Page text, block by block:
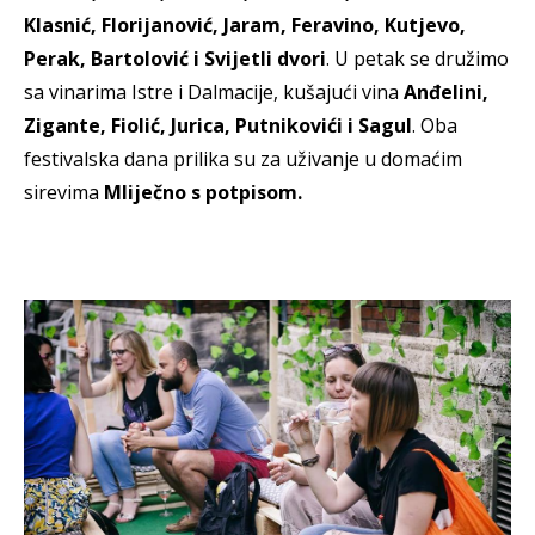
Klasnić, Florijanović, Jaram, Feravino, Kutjevo,
Perak, Bartolović i Svijetli dvori. U petak se družimo
sa vinarima Istre i Dalmacije, kušajući vina Anđelini,
Zigante, Fiolić, Jurica, Putnikovići i Sagul. Oba
festivalska dana prilika su za uživanje u domaćim
sirevima Mliječno s potpisom.